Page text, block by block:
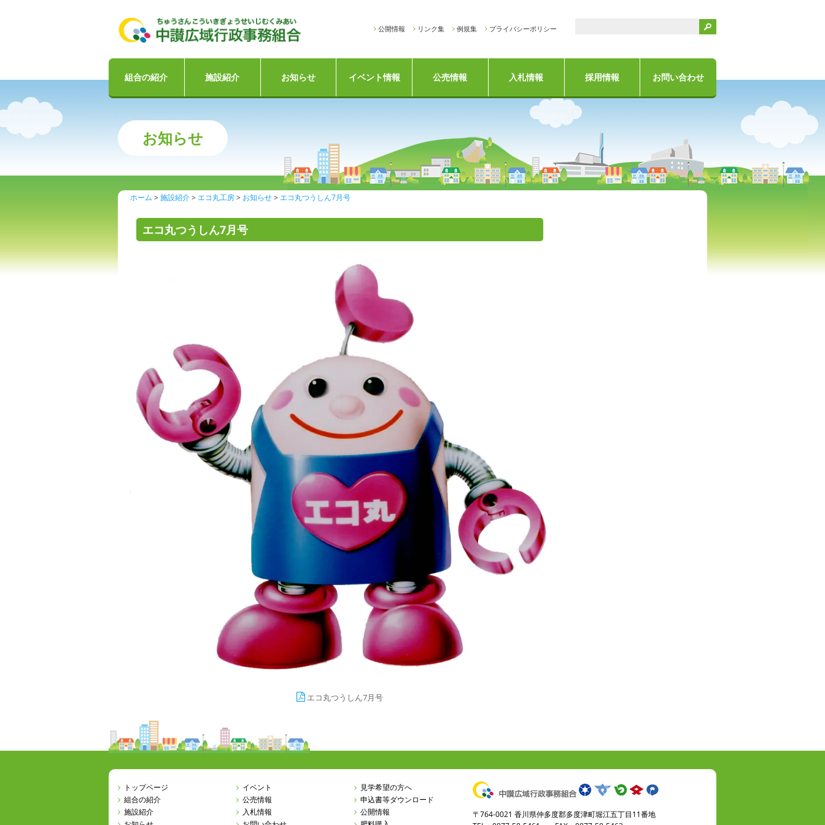
公開情報 リンク集 例規集 プライバシーポリシー 検索
組合の紹介 施設紹介 お知らせ イベント情報 公売情報 入札情報 採用情報 お問い合わせ
お知らせ
ホーム 施設紹介 エコ丸工房 お知らせ エコ丸つうしん7月号
エコ丸つうしん7月号
エコ丸つうしん7月号
トップページ
組合の紹介
施設紹介
イベント
公売情報
入札情報
見学希望の方へ
申込書等ダウンロード
公開情報
〒764-0021 香川県仲多度郡多度津町堀江五丁目11番地